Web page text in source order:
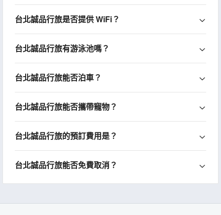
台北誠品行旅是否提供 WiFi？
台北誠品行旅有游泳池嗎？
台北誠品行旅能否泊車？
台北誠品行旅能否攜帶寵物？
台北誠品行旅的預訂費用是？
台北誠品行旅能否免費取消？